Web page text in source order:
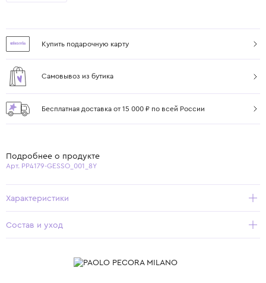
Купить подарочную карту
Самовывоз из бутика
Бесплатная доставка от 15 000 ₽ по всей России
Подробнее о продукте
Арт. PP4179-GESSO_001_8Y
Характеристики
Состав и уход